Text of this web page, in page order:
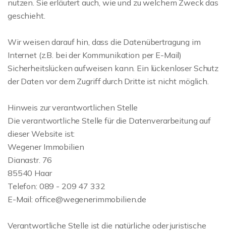
nutzen. Sie erläutert auch, wie und zu welchem Zweck das
geschieht.
Wir weisen darauf hin, dass die Datenübertragung im
Internet (z.B. bei der Kommunikation per E-Mail)
Sicherheitslücken aufweisen kann. Ein lückenloser Schutz
der Daten vor dem Zugriff durch Dritte ist nicht möglich.
Hinweis zur verantwortlichen Stelle
Die verantwortliche Stelle für die Datenverarbeitung auf
dieser Website ist:
Wegener Immobilien
Dianastr. 76
85540 Haar
Telefon: 089 - 209 47 332
E-Mail: office@wegenerimmobilien.de
Verantwortliche Stelle ist die natürliche oder juristische